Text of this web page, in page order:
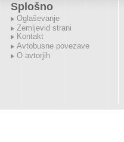
Splošno
Oglaševanje
Zemljevid strani
Kontakt
Avtobusne povezave
O avtorjih